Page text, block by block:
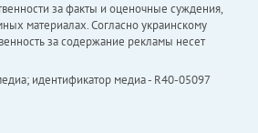
за факты и оценочные суждения,
материалах. Согласно украинскому
за содержание рекламы несет
идентификатор медиа - R40-05097